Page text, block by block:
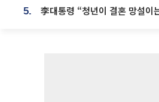
5.